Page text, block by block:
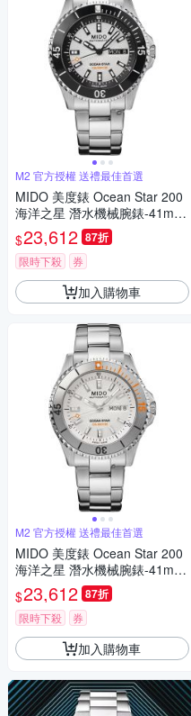
M2 官方授權 送禮最佳首選
MIDO 美度錶 Ocean Star 200
海洋之星 潛水機械腕錶-41mm
黑x白 M0269301101100
$23,612 87折
限時下殺 券
加入購物車
M2 官方授權 送禮最佳首選
MIDO 美度錶 Ocean Star 200
海洋之星 潛水機械腕錶-41mm
白 M0269301103100
$23,612 87折
限時下殺 券
加入購物車